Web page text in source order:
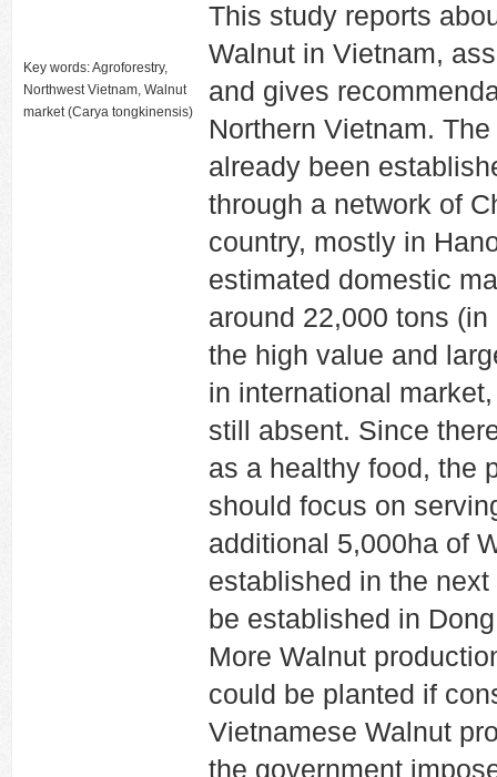
Key words: Agroforestry,
Northwest Vietnam, Walnut
market (Carya tongkinensis)
This study reports
Walnut in Vietnam,
and gives
Northern Vietnam.
already been
through a network of
country, mostly in
estimated domestic
around 22,000 tons
the high value and
in international
still absent. Since
as a healthy food, the
should focus on
additional 5,000ha of
established in the
be established in
More Walnut
could be planted if
Vietnamese Walnut
the government